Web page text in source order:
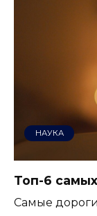
НАУКА
Топ-6
Самые